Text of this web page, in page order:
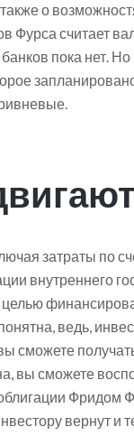
о
Фурса считает
пока нет.
затраты по
внутреннего
ведь,
сможете
вы сможете
Фридом
вернут и